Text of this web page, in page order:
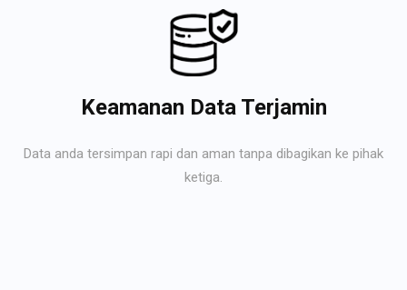
Keamanan Data Terjamin
Data anda tersimpan rapi dan aman tanpa dibagikan ke pihak
ketiga.